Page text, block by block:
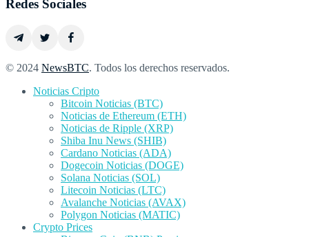
Redes Sociales
© 2024 NewsBTC. Todos los derechos reservados.
Noticias Cripto
Bitcoin Noticias (BTC)
Noticias de Ethereum (ETH)
Noticias de Ripple (XRP)
Shiba Inu News (SHIB)
Cardano Noticias (ADA)
Dogecoin Noticias (DOGE)
Solana Noticias (SOL)
Litecoin Noticias (LTC)
Avalanche Noticias (AVAX)
Polygon Noticias (MATIC)
Crypto Prices